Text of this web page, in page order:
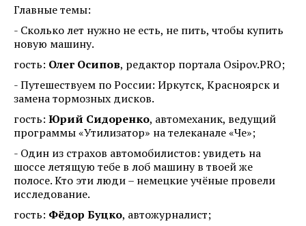
Главные темы:
- Сколько лет нужно не есть, не пить, чтобы купить
новую машину.
гость: Олег Осипов, редактор портала Osipov.PRO;
- Путешествуем по России: Иркутск, Красноярск и
замена тормозных дисков.
гость: Юрий Сидоренко, автомеханик, ведущий
программы «Утилизатор» на телеканале «Че»;
- Один из страхов автомобилистов: увидеть на
шоссе летящую тебе в лоб машину в твоей же
полосе. Кто эти люди – немецкие учёные провели
исследование.
гость: Фёдор Буцко, автожурналист;